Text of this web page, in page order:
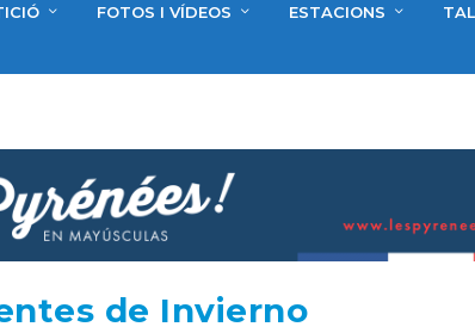
FOTOS I VÍDEOS ESTACIONS
de Invierno